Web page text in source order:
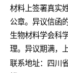
材料上签署真实
公章。异议信函
生物材料学会科
理。异议期满，
联系地址：四川